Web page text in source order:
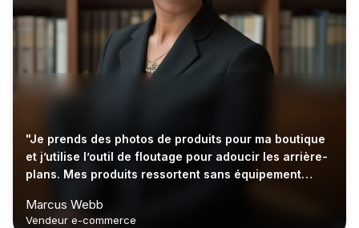
"Je prends des photos de produits pour ma boutique
et j’utilise l’outil de floutage pour adoucir les arrière-
plans. Mes produits ressortent sans équipement
Marcus Webb
Vendeur e-commerce